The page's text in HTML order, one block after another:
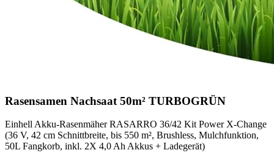
Rasensamen Nachsaat 50m² TURBOGRÜN
Einhell Akku-Rasenmäher RASARRO 36/42 Kit Power X-Change
(36 V, 42 cm Schnittbreite, bis 550 m², Brushless, Mulchfunktion,
50L Fangkorb, inkl. 2X 4,0 Ah Akkus + Ladegerät)